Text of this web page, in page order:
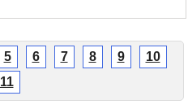
5 6 7 8 9
10
11